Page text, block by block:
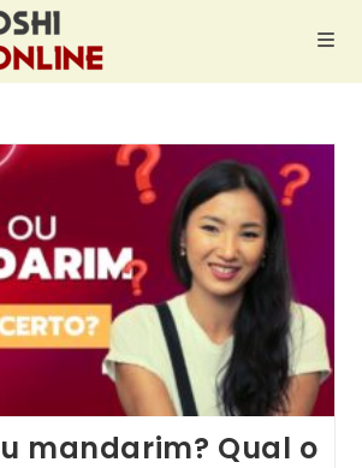
mandarim? Qual o